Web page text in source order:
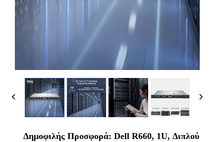
Δημοφιλής Προσφορά: Dell R660, 1U, Διπλού